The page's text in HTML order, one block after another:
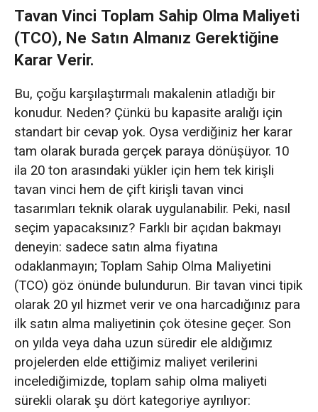
Tavan Vinci Toplam Sahip Olma Maliyeti
(TCO), Ne Satın Almanız Gerektiğine
Karar Verir.
Bu, çoğu karşılaştırmalı makalenin atladığı bir
konudur. Neden? Çünkü bu kapasite aralığı için
standart bir cevap yok. Oysa verdiğiniz her karar
tam olarak burada gerçek paraya dönüşüyor. 10
ila 20 ton arasındaki yükler için hem tek kirişli
tavan vinci hem de çift kirişli tavan vinci
tasarımları teknik olarak uygulanabilir. Peki, nasıl
seçim yapacaksınız? Farklı bir açıdan bakmayı
deneyin: sadece satın alma fiyatına
odaklanmayın; Toplam Sahip Olma Maliyetini
(TCO) göz önünde bulundurun. Bir tavan vinci tipik
olarak 20 yıl hizmet verir ve ona harcadığınız para
ilk satın alma maliyetinin çok ötesine geçer. Son
on yılda veya daha uzun süredir ele aldığımız
projelerden elde ettiğimiz maliyet verilerini
incelediğimizde, toplam sahip olma maliyeti
sürekli olarak şu dört kategoriye ayrılıyor: